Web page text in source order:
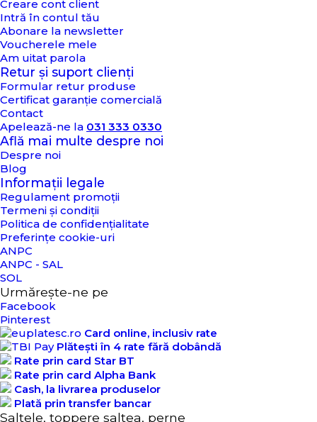
Creare cont client
Intră în contul tău
Abonare la newsletter
Voucherele mele
Am uitat parola
Retur și suport clienți
Formular retur produse
Certificat garanție comercială
Contact
Apelează-ne la 031 333 0330
Află mai multe despre noi
Despre noi
Blog
Informații legale
Regulament promoții
Termeni și condiții
Politica de confidențialitate
Preferințe cookie-uri
ANPC
ANPC - SAL
SOL
Urmărește-ne pe
Facebook
Pinterest
Card online, inclusiv rate
Plătești în 4 rate fără dobândă
Rate prin card Star BT
Rate prin card Alpha Bank
Cash, la livrarea produselor
Plată prin transfer bancar
Saltele, toppere saltea, perne